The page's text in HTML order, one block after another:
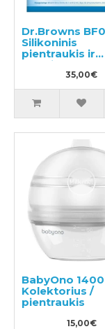
Dr.Browns
Silikoninis
pientraukis ir
buteliukas
35,00€
BabyOno 1400
Kolektorius /
pientraukis
15,00€